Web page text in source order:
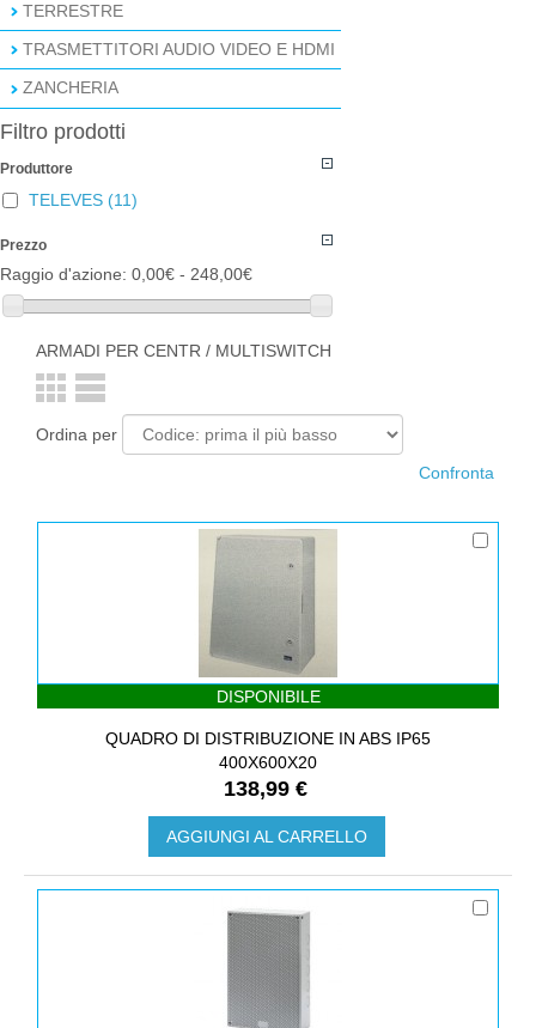
TERRESTRE
TRASMETTITORI AUDIO VIDEO E HDMI
ZANCHERIA
Filtro prodotti
Produttore
TELEVES (11)
Prezzo
Raggio d'azione: 0,00€ - 248,00€
ARMADI PER CENTR / MULTISWITCH
Ordina per
DISPONIBILE
QUADRO DI DISTRIBUZIONE IN ABS IP65
400X600X20
138,99 €
AGGIUNGI AL CARRELLO